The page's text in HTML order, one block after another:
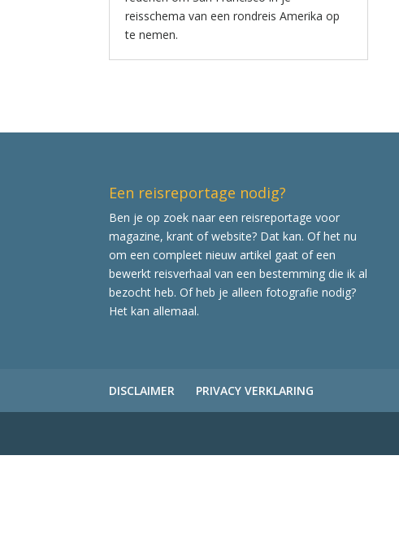
reisschema van een rondreis Amerika op
te nemen.
Een reisreportage nodig?
Ben je op zoek naar een reisreportage voor
magazine, krant of website? Dat kan. Of het nu
om een compleet nieuw artikel gaat of een
bewerkt reisverhaal van een bestemming die ik al
bezocht heb. Of heb je alleen fotografie nodig?
Het kan allemaal.
DISCLAIMER PRIVACY VERKLARING